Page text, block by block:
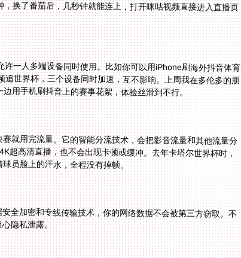
一人多端设备同时使用。比如你可以用iPhone刷海外抖音体育
世界杯，三个设备同时加速，互不影响。上周我在多伦多的朋
用手机刷抖音上的赛事花絮，体验丝滑到不行。
就用完流量。它的智能分流技术，会把影音流量和其他流量分
使是4K超高清直播，也不会出现卡顿或缓冲。去年卡塔尔世界杯时，
员脸上的汗水，全程没有掉帧。
全加密和专线传输技术，你的网络数据不会被第三方窃取。不
隐私泄露。